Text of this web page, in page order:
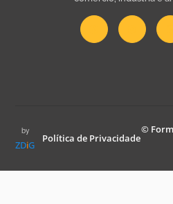
by
ZDiG
Política de Privacidade
©